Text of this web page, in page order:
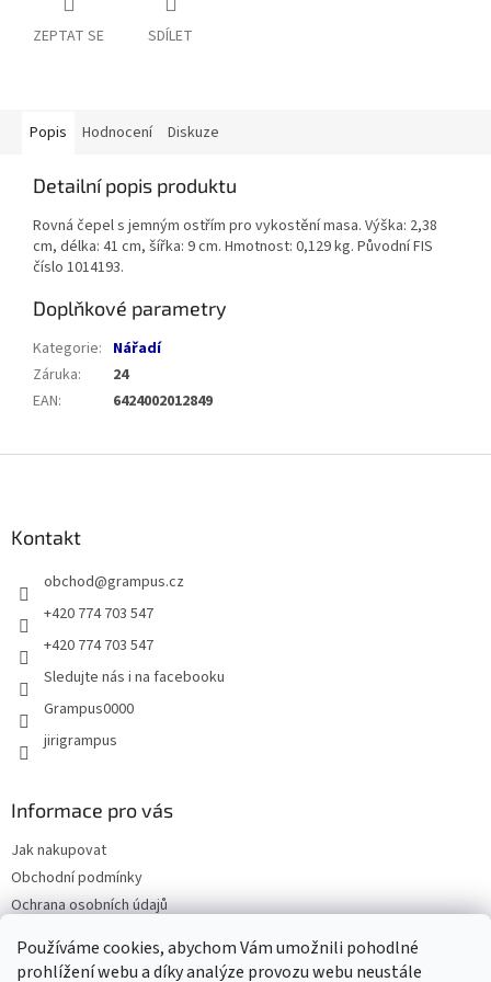
Používáme cookies, abychom Vám umožnili pohodlné
prohlížení webu a díky analýze provozu webu neustále
ZEPTAT SE SDÍLET
Popis Hodnocení Diskuze
Detailní popis produktu
Rovná čepel s jemným ostřím pro vykostění masa. Výška: 2,38
cm, délka: 41 cm, šířka: 9 cm. Hmotnost: 0,129 kg. Původní FIS
číslo 1014193.
Doplňkové parametry
Kategorie: Nářadí
Záruka:
24
EAN: 6424002012849
Kontakt
obchod@grampus.cz
+420 774 703 547
+420 774 703 547
Sledujte nás i na facebooku
Grampus0000
jirigrampus
Informace pro vás
Jak nakupovat
Obchodní podmínky
Ochrana osobních údajů
Doprava a platba